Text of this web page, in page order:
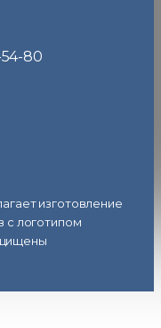
54-80
изготовление
с логотипом